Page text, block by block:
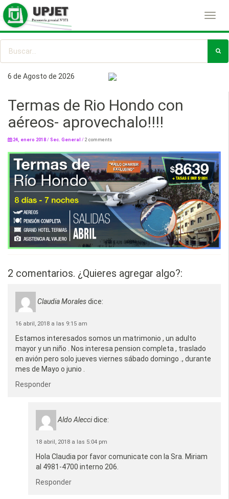
6 de Agosto de 2026
Termas de Rio Hondo con
aéreos- aprovechalo!!!!
24, enero 2018 / Sec. General / 2 comments
2 comentarios. ¿Quieres agregar algo?:
Claudia Moralesdice:
16 abril, 2018 a las 9:15 am
Estamos interesados somos un matrimonio , un adulto
mayor y un niño . Nos interesa pension completa , traslado
en avión pero solo jueves viernes sábado domingo ., durante
mes de Mayo o junio .
Responder
Aldo Aleccidice:
18 abril, 2018 a las 5:04 pm
Hola Claudia por favor comunicate con la Sra. Miriam
al 4981-4700 interno 206.
Responder